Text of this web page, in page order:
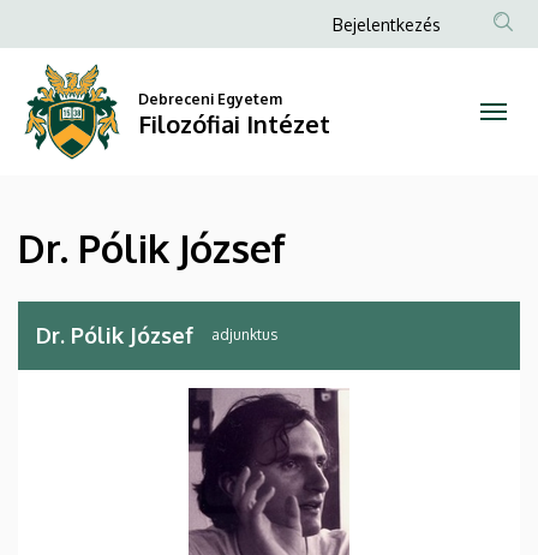
Pólik
József
Filozófiai
Intézet
a
tartalomra
Anonim
menüje
Bejelentkezés
Debreceni Egyetem
Filozófiai Intézet
Dr. Pólik József
Dr. Pólik József adjunktus